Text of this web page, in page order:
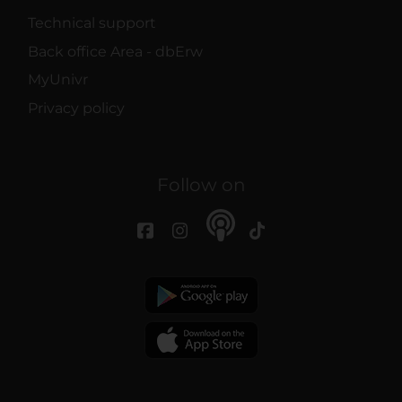
Technical support
Back office Area - dbErw
MyUnivr
Privacy policy
Follow on